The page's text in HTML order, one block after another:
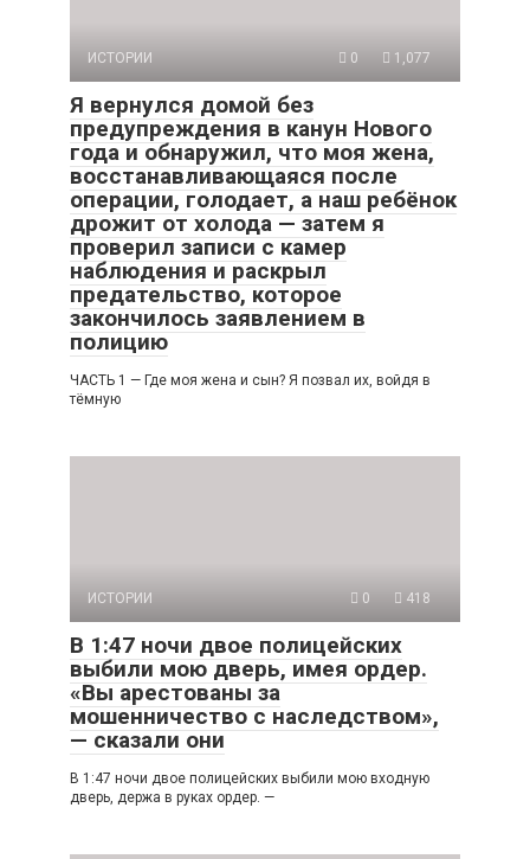
ИСТОРИИ 0 1,077
Я вернулся домой без
предупреждения в канун Нового
года и обнаружил, что моя жена,
восстанавливающаяся после
операции, голодает, а наш ребёнок
дрожит от холода — затем я
проверил записи с камер
наблюдения и раскрыл
предательство, которое
закончилось заявлением в
полицию
ЧАСТЬ 1 — Где моя жена и сын? Я позвал их, войдя в
тёмную
ИСТОРИИ 0 418
В 1:47 ночи двое полицейских
выбили мою дверь, имея ордер.
«Вы арестованы за
мошенничество с наследством»,
— сказали они
В 1:47 ночи двое полицейских выбили мою входную
дверь, держа в руках ордер. —